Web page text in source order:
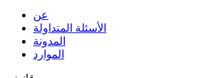
عن
الأسئلة المتداولة
المدونة
الموارد